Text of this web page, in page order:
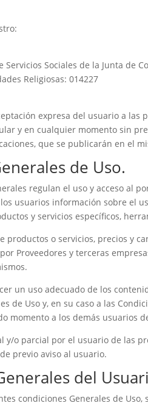
Sociales de la Junta de
Religiosas: 014227
expresa del usuario a
y en cualquier momento sin
que se publicarán en el
de Uso.
regulan el uso y acceso al
usuarios información sobre el
y servicios específicos,
productos o servicios, precios y
Proveedores y terceras
un uso adecuado de los
de Uso y, en su caso a las
momento a los demás usuarios
y/o parcial por el usuario de las
previo aviso al usuario.
del
condiciones Generales de Uso,